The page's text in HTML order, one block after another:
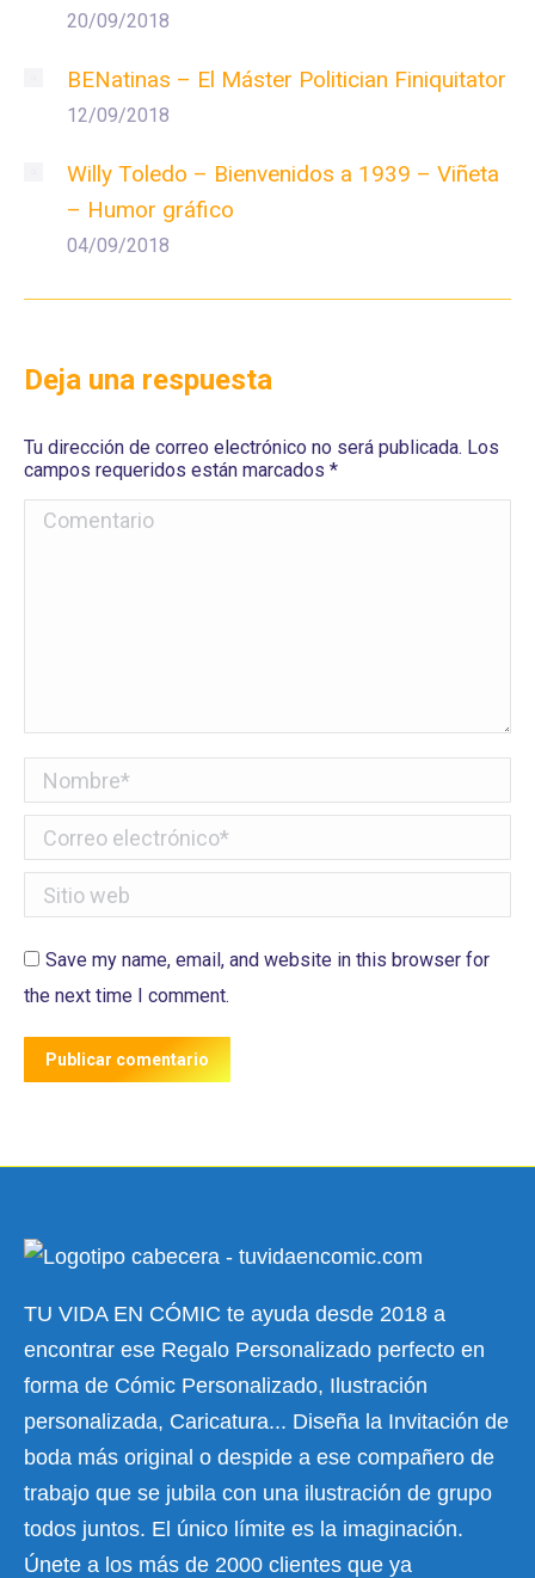
20/09/2018
BENatinas – El Máster Politician Finiquitator
12/09/2018
Willy Toledo – Bienvenidos a 1939 – Viñeta
– Humor gráfico
04/09/2018
Deja una respuesta
Tu dirección de correo electrónico no será publicada. Los
campos requeridos están marcados *
Comentario
Nombre *
Correo electrónico *
Sitio web
Save my name, email, and website in this browser for
the next time I comment.
Publicar comentario
TU VIDA EN CÓMIC te ayuda desde 2018 a
encontrar ese Regalo Personalizado perfecto en
forma de Cómic Personalizado, Ilustración
personalizada, Caricatura... Diseña la Invitación de
boda más original o despide a ese compañero de
trabajo que se jubila con una ilustración de grupo
todos juntos. El único límite es la imaginación.
Únete a los más de 2000 clientes que ya